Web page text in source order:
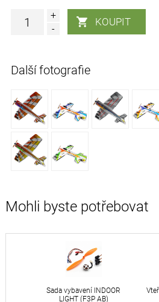
+
-
Další fotografie
Mohli byste potřebovat
Sada vybavení INDOOR
LIGHT (F3P AB)